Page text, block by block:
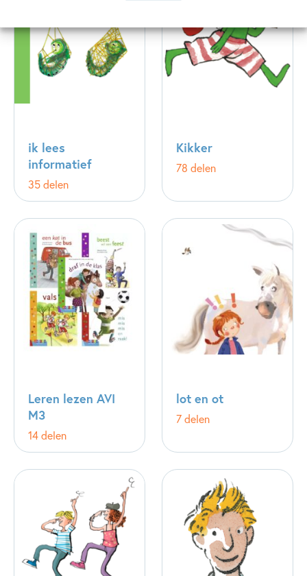
ik lees
informatief
35 delen
Kikker
78 delen
Leren lezen AVI
M3
14 delen
lot en ot
7 delen